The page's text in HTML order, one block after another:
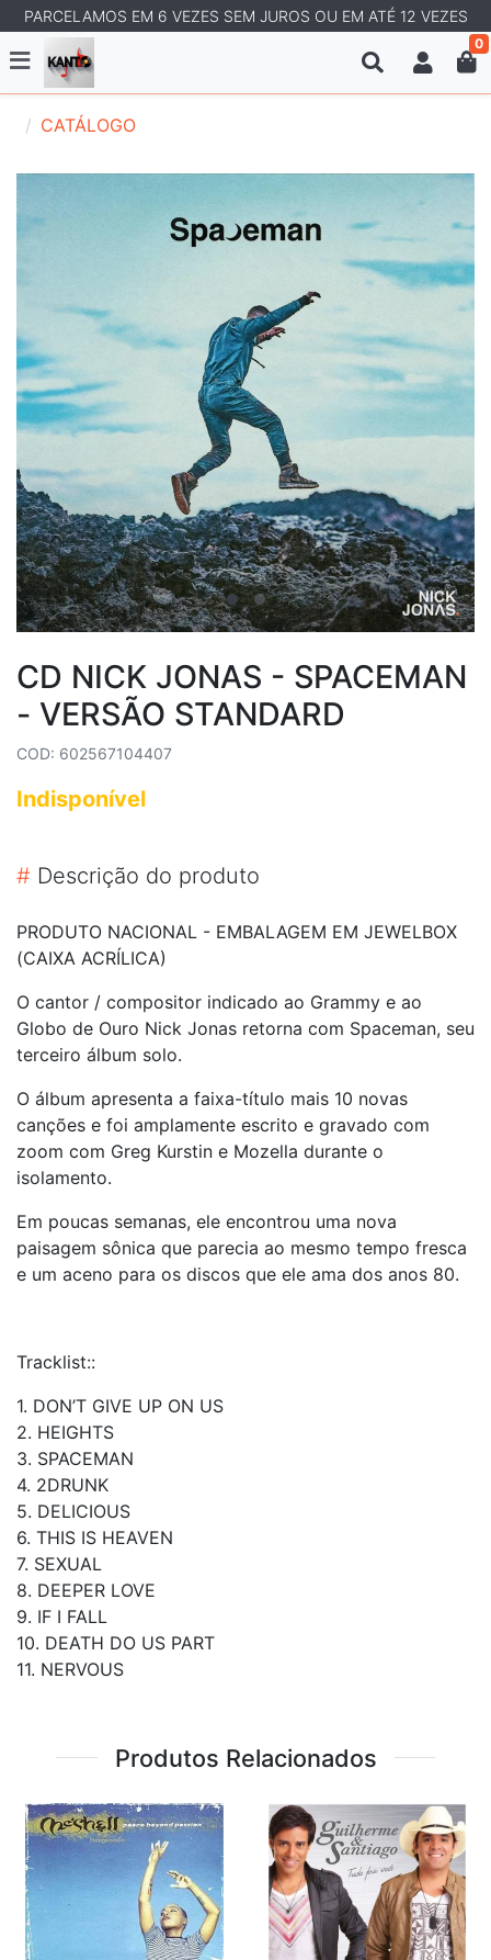
PARCELAMOS EM 6 VEZES SEM JUROS OU EM ATÉ 12 VEZES
0
CATÁLOGO
CD NICK JONAS - SPACEMAN
- VERSÃO STANDARD
COD: 602567104407
Indisponível
# Descrição do produto
PRODUTO NACIONAL - EMBALAGEM EM JEWELBOX
(CAIXA ACRÍLICA)
O cantor / compositor indicado ao Grammy e ao
Globo de Ouro Nick Jonas retorna com Spaceman, seu
terceiro álbum solo.
O álbum apresenta a faixa-título mais 10 novas
canções e foi amplamente escrito e gravado com
zoom com Greg Kurstin e Mozella durante o
isolamento.
Em poucas semanas, ele encontrou uma nova
paisagem sônica que parecia ao mesmo tempo fresca
e um aceno para os discos que ele ama dos anos 80.
Tracklist::
1. DON’T GIVE UP ON US
2. HEIGHTS
3. SPACEMAN
4. 2DRUNK
5. DELICIOUS
6. THIS IS HEAVEN
7. SEXUAL
8. DEEPER LOVE
9. IF I FALL
10. DEATH DO US PART
11. NERVOUS
Produtos Relacionados